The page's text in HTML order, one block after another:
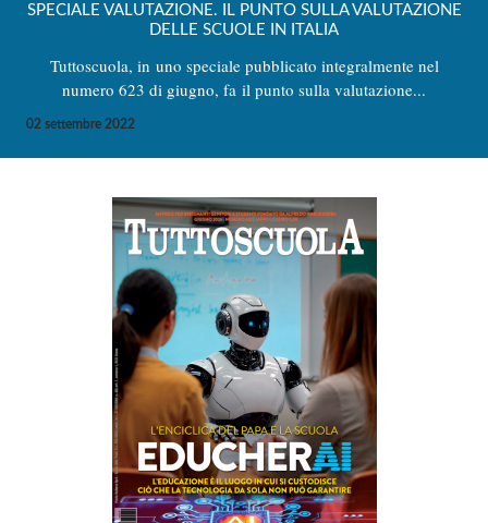
SPECIALE VALUTAZIONE. IL PUNTO SULLA VALUTAZIONE
DELLE SCUOLE IN ITALIA
Tuttoscuola, in uno speciale pubblicato integralmente nel
numero 623 di giugno, fa il punto sulla valutazione...
02 settembre 2022